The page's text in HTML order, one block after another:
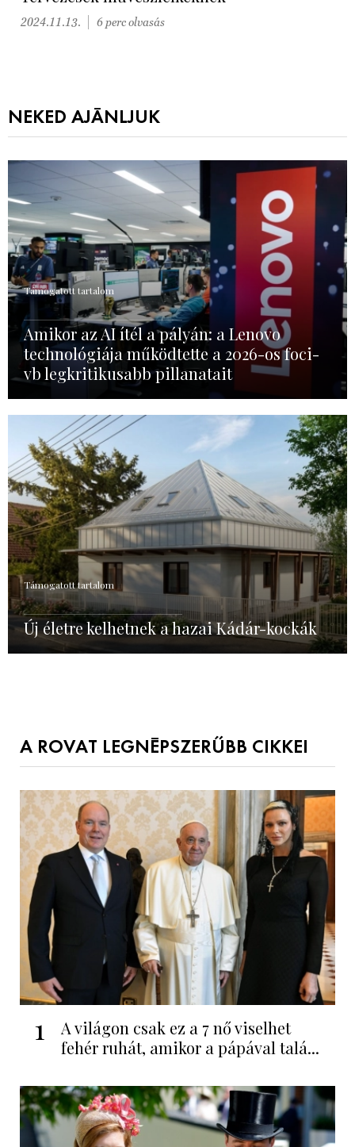
2024.11.13. 6 perc olvasás
NEKED AJÁNLJUK
Támogatott tartalom
Amikor az AI ítél a pályán: a Lenovo
technológiája működtette a 2026-os foci-
vb legkritikusabb pillanatait
Támogatott tartalom
Új életre kelhetnek a hazai Kádár-kockák
A ROVAT LEGNÉPSZERŰBB CIKKEI
1
A világon csak ez a 7 nő viselhet
fehér ruhát, amikor a pápával talá...